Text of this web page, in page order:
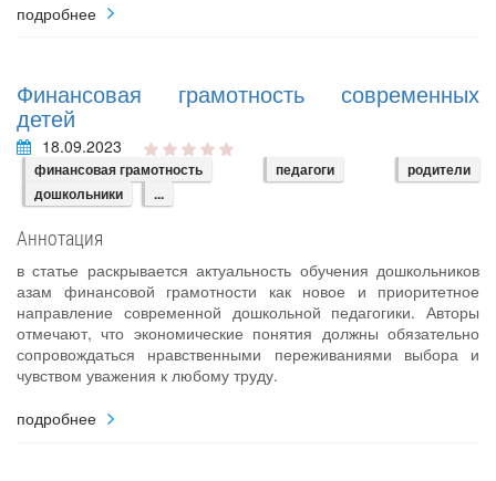
подробнее
Финансовая грамотность современных
детей
18.09.2023
финансовая грамотность педагоги
родители
дошкольники
...
Аннотация
в статье раскрывается актуальность обучения дошкольников
азам финансовой грамотности как новое и приоритетное
направление современной дошкольной педагогики. Авторы
отмечают, что экономические понятия должны обязательно
сопровождаться нравственными переживаниями выбора и
чувством уважения к любому труду.
подробнее